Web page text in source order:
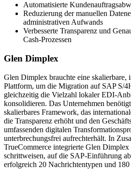
Automatisierte
Reduzierung der manuellen
administrativen Aufwands
Verbesserte Transparenz und
Cash-Prozessen
Glen Dimplex
Glen Dimplex brauchte eine skalierbare,
Plattform, um die Migration auf SAP S/
gleichzeitig die Vielzahl lokaler EDI-
konsolidieren. Das Unternehmen
skalierbares Framework, das
die Transparenz erhöht und den
umfassenden digitalen
unterbrechungsfrei aufrechterhält. In
TrueCommerce integrierte Glen Dimplex
schrittweisen, auf die SAP-Einführung
erfolgreich 20 Nachrichtentypen und